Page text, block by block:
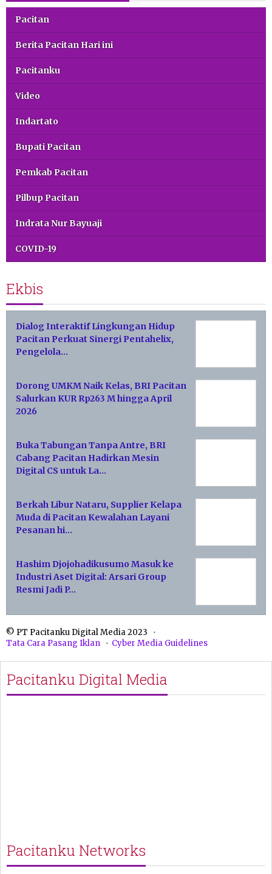
Pacitan
Berita Pacitan Hari ini
Pacitanku
Video
Indartato
Bupati Pacitan
Pemkab Pacitan
Pilbup Pacitan
Indrata Nur Bayuaji
COVID-19
Ekbis
Dialog Interaktif Lingkungan Hidup
Pacitan Perkuat Sinergi Pentahelix,
Pengelola…
Dorong UMKM Naik Kelas, BRI Pacitan
Salurkan KUR Rp263 M hingga April
2026
Buka Tabungan Tanpa Antre, BRI
Cabang Pacitan Hadirkan Mesin
Digital CS untuk La…
Berkah Libur Nataru, Supplier Kelapa
Muda di Pacitan Kewalahan Layani
Pesanan hi…
Hashim Djojohadikusumo Masuk ke
Industri Aset Digital: Arsari Group
Resmi Jadi P…
© PT Pacitanku Digital Media 2023
Tata Cara Pasang Iklan
Cyber Media Guidelines
Pacitanku Digital Media
Pacitanku Networks